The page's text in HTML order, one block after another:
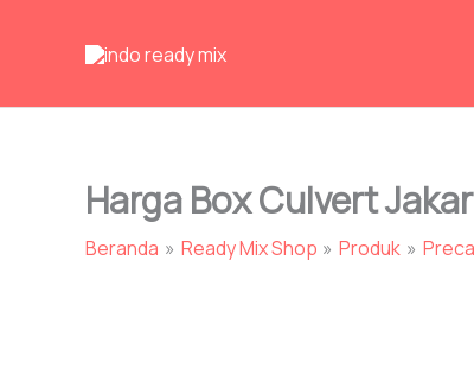
Harga Box Culvert
Beranda Ready Mix Shop Produk